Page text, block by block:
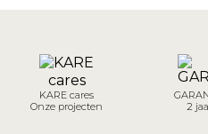
KARE cares
Onze projecten
2